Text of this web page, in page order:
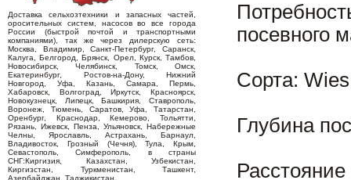
Доставка сельхозтехники и запасных частей,
оросительных систем, насосов во все города
России (быстрой почтой и транспортными
компаниями), так же через дилерскую сеть:
Москва, Владимир, Санкт-Петербург, Саранск,
Калуга, Белгород, Брянск, Орел, Курск, Тамбов,
Новосибирск, Челябинск, Томск, Омск,
Екатеринбург, Ростов-на-Дону, Нижний
Новгород, Уфа, Казань, Самара, Пермь,
Хабаровск, Волгоград, Иркутск, Красноярск,
Новокузнецк, Липецк, Башкирия, Ставрополь,
Воронеж, Тюмень, Саратов, Уфа, Татарстан,
Оренбург, Краснодар, Кемерово, Тольятти,
Рязань, Ижевск, Пенза, Ульяновск, Набережные
Челны, Ярославль, Астрахань, Барнаул,
Владивосток, Грозный (Чечня), Тула, Крым,
Севастополь, Симферополь, в страны
СНГ:Киргизия, Казахстан, Узбекистан,
Киргизстан, Туркменистан, Ташкент,
Азербайджан, Таджикистан.
посевного
Сорта:
Глубина